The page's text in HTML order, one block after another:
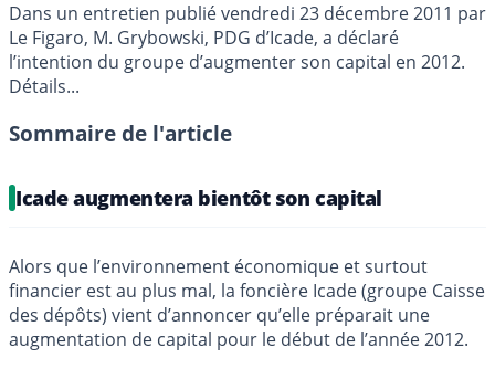
Dans un entretien publié vendredi 23 décembre 2011 par
Le Figaro, M. Grybowski, PDG d’Icade, a déclaré
l’intention du groupe d’augmenter son capital en 2012.
Détails...
Sommaire de l'article
Icade augmentera bientôt son capital
Alors que l’environnement économique et surtout
financier est au plus mal, la foncière Icade (groupe Caisse
des dépôts) vient d’annoncer qu’elle préparait une
augmentation de capital pour le début de l’année 2012.